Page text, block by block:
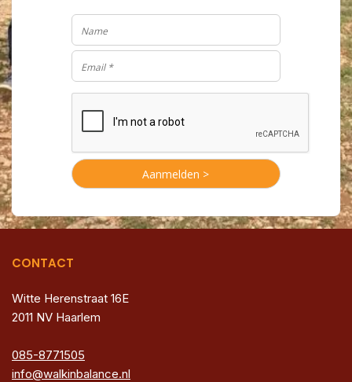
CONTACT
Witte Herenstraat 16E
2011 NV Haarlem
085-8771505
info@walkinbalance.nl